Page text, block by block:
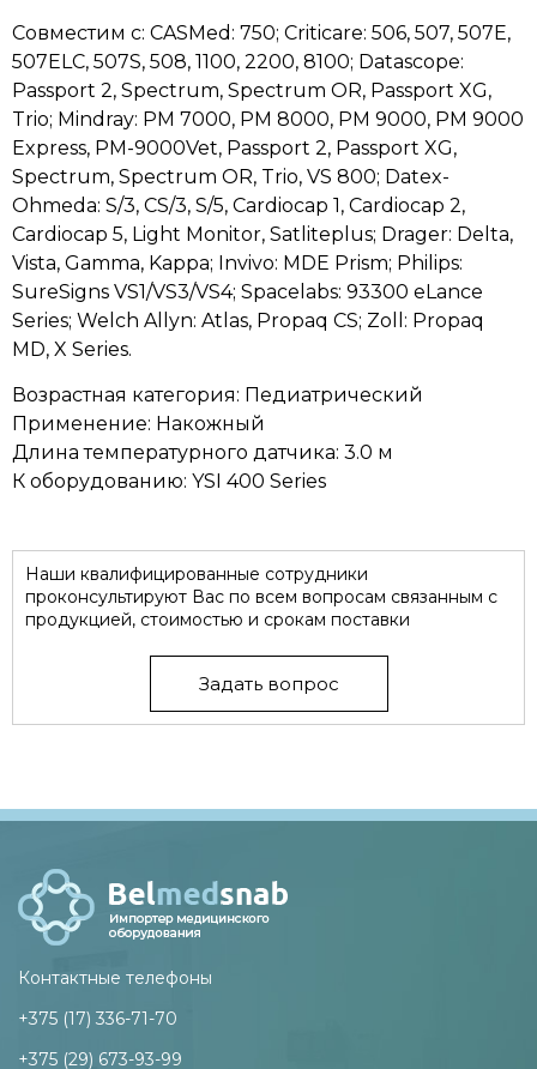
Совместим с: CASMed: 750; Criticare: 506, 507, 507E,
507ELC, 507S, 508, 1100, 2200, 8100; Datascope:
Passport 2, Spectrum, Spectrum OR, Passport XG,
Trio; Mindray: PM 7000, PM 8000, PM 9000, PM 9000
Express, PM-9000Vet, Passport 2, Passport XG,
Spectrum, Spectrum OR, Trio, VS 800; Datex-
Ohmeda: S/3, CS/3, S/5, Cardiocap 1, Cardiocap 2,
Cardiocap 5, Light Monitor, Satliteplus; Drager: Delta,
Vista, Gamma, Kappa; Invivo: MDE Prism; Philips:
SureSigns VS1/VS3/VS4; Spacelabs: 93300 eLance
Series; Welch Allyn: Atlas, Propaq CS; Zoll: Propaq
MD, X Series.
Возрастная категория: Педиатрический
Применение: Накожный
Длина температурного датчика: 3.0 м
К оборудованию: YSI 400 Series
Наши квалифицированные сотрудники
проконсультируют Вас по всем вопросам связанным с
продукцией, стоимостью и срокам поставки
Задать вопрос
Контактные телефоны
+375 (17) 336-71-70
+375 (29) 673-93-99